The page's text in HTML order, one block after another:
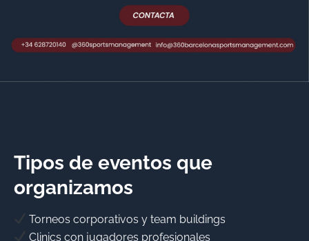
Tipos de eventos que
organizamos
Torneos corporativos y team buildings
Clinics con jugadores profesionales